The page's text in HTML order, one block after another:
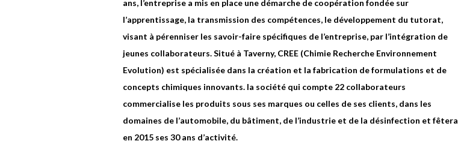
ans, l’entreprise a mis en place une démarche de coopération fondée sur
l’apprentissage, la transmission des compétences, le développement du tutorat,
visant à pérenniser les savoir-faire spécifiques de l’entreprise, par l’intégration de
jeunes collaborateurs. Situé à Taverny, CREE (Chimie Recherche Environnement
Evolution) est spécialisée dans la création et la fabrication de formulations et de
concepts chimiques innovants. la société qui compte 22 collaborateurs
commercialise les produits sous ses marques ou celles de ses clients, dans les
domaines de l’automobile, du bâtiment, de l’industrie et de la désinfection et fêtera
en 2015 ses 30 ans d’activité.